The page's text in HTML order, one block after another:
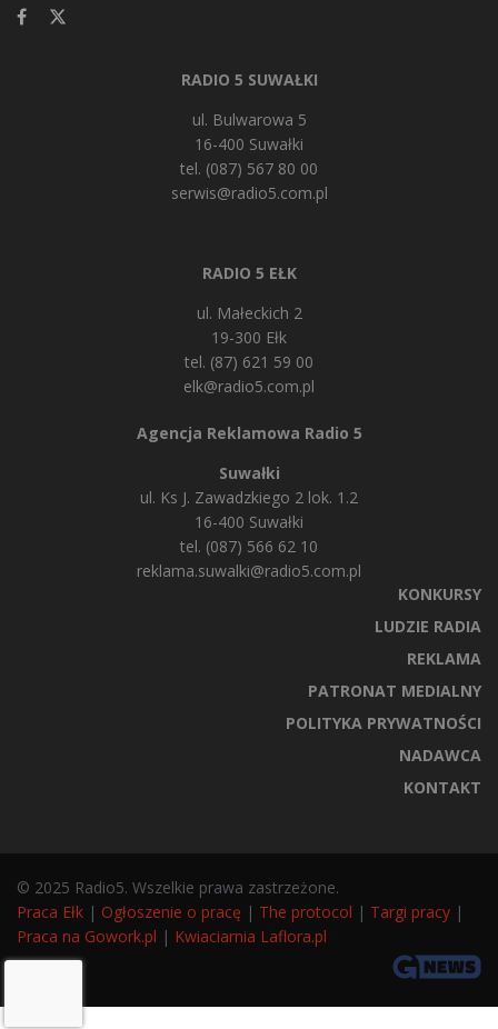
RADIO 5 SUWAŁKI
ul. Bulwarowa 5
16-400 Suwałki
tel. (087) 567 80 00
serwis@radio5.com.pl
RADIO 5 EŁK
ul. Małeckich 2
19-300 Ełk
tel. (87) 621 59 00
elk@radio5.com.pl
Agencja Reklamowa Radio 5
Suwałki
ul. Ks J. Zawadzkiego 2 lok. 1.2
16-400 Suwałki
tel. (087) 566 62 10
reklama.suwalki@radio5.com.pl
KONKURSY
LUDZIE RADIA
REKLAMA
PATRONAT MEDIALNY
POLITYKA PRYWATNOŚCI
NADAWCA
KONTAKT
© 2025 Radio5. Wszelkie prawa zastrzeżone.
Praca Ełk | Ogłoszenie o pracę | The protocol | Targi pracy |
Praca na Gowork.pl | Kwiaciarnia Laflora.pl